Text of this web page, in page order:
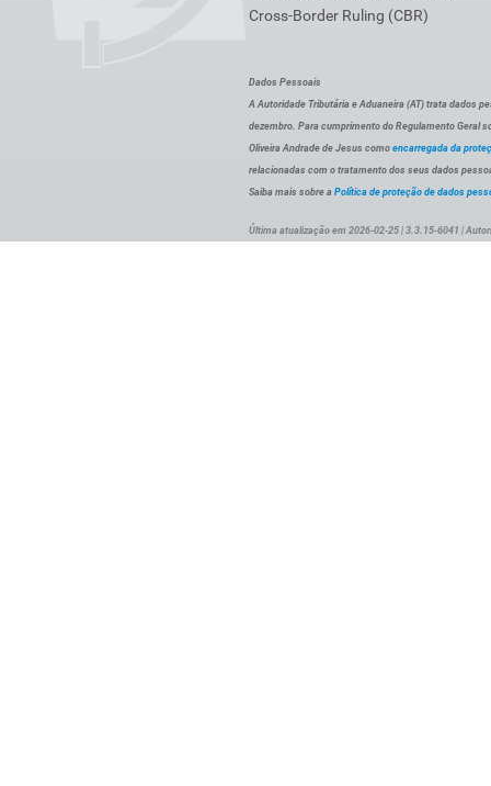
Cross-Border Ruling (CBR)
Dados Pessoais
A Autoridade Tributária e Aduaneira (AT) trata dados
dezembro. Para cumprimento do Regulamento Geral
Oliveira Andrade de Jesus como encarregada da
relacionadas com o tratamento dos seus dados
Saiba mais sobre a Política de proteção de dados
Última atualização em 2026-02-25 | 3.3.15-6041 |